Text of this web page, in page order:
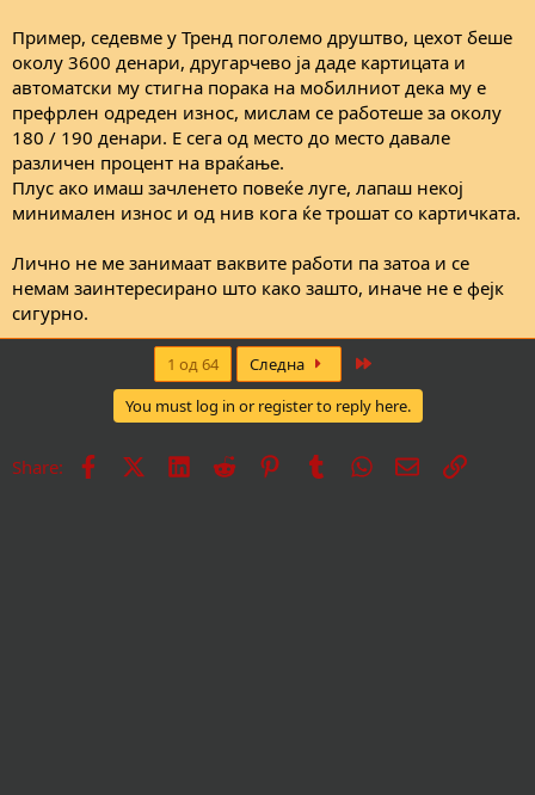
Пример, седевме у Тренд поголемо друштво, цехот беше
околу 3600 денари, другарчево ја даде картицата и
автоматски му стигна порака на мобилниот дека му е
префрлен одреден износ, мислам се работеше за околу
180 / 190 денари. Е сега од место до место давале
различен процент на враќање.
Плус ако имаш зачленето повеќе луге, лапаш некој
минимален износ и од нив кога ќе трошат со картичката.
Лично не ме занимаат ваквите работи па затоа и се
немам заинтересирано што како зашто, иначе не е фејк
сигурно.
1 од 64 Следна
You must log in or register to reply here.
Share: Facebook LinkedInReddit PinterestTumblrWhatsApp
Е-поштаВрска